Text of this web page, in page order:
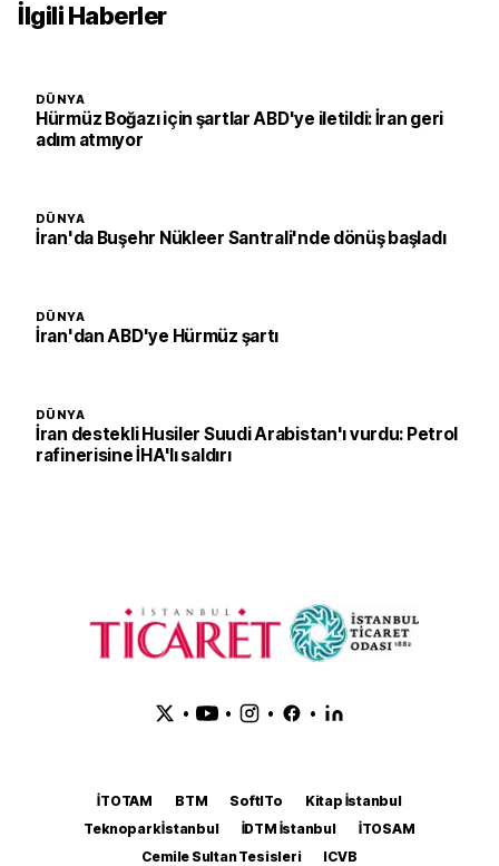
İlgili Haberler
DÜNYA
Hürmüz Boğazı için şartlar ABD'ye iletildi: İran geri
adım atmıyor
DÜNYA
İran'da Buşehr Nükleer Santrali'nde dönüş başladı
DÜNYA
İran'dan ABD'ye Hürmüz şartı
DÜNYA
İran destekli Husiler Suudi Arabistan'ı vurdu: Petrol
rafinerisine İHA'lı saldırı
• • • •
İTOTAM BTM SoftITo
Kitap İstanbul
Teknopark İstanbul
İDTM İstanbul
İTOSAM
Cemile Sultan Tesisleri
ICVB